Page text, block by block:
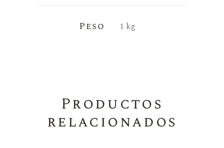
Peso 1 kg
Productos
relacionados